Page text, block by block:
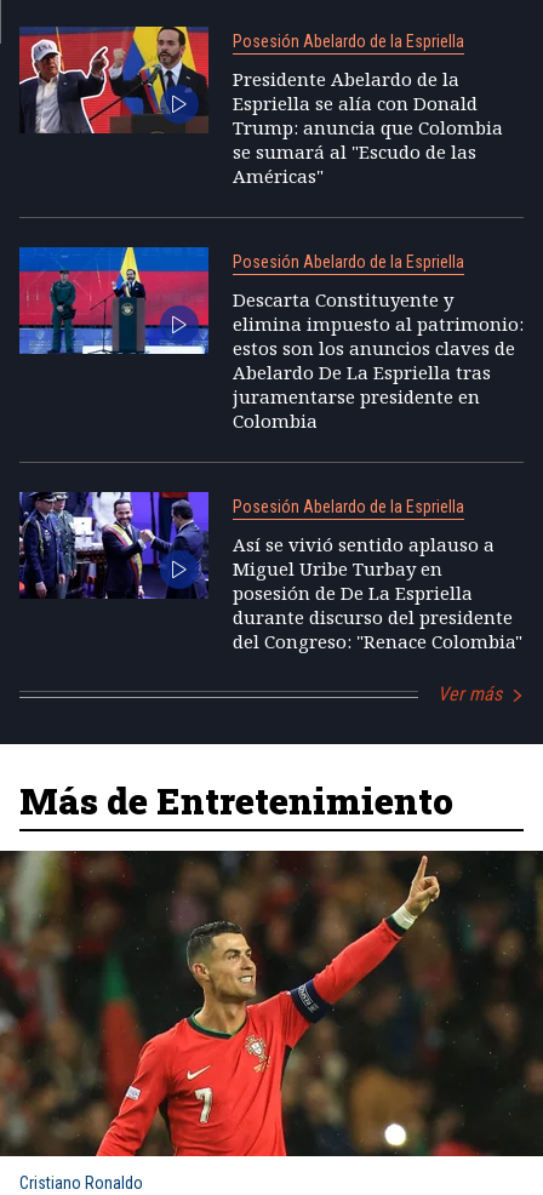
Posesión Abelardo de la Espriella
Presidente Abelardo de la
Espriella se alía con Donald
Trump: anuncia que Colombia
se sumará al "Escudo de las
Américas"
Posesión Abelardo de la Espriella
Descarta Constituyente y
elimina impuesto al patrimonio:
estos son los anuncios claves de
Abelardo De La Espriella tras
juramentarse presidente en
Colombia
Posesión Abelardo de la Espriella
Así se vivió sentido aplauso a
Miguel Uribe Turbay en
posesión de De La Espriella
durante discurso del presidente
del Congreso: "Renace Colombia"
Ver más
Más de Entretenimiento
Cristiano Ronaldo